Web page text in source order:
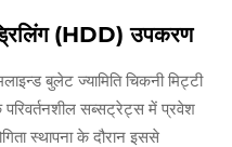
(HDD) उपकरण
बुलेट ज्यामिति चिकनी मिट्टी
सब्सट्रेट्स में प्रवेश
स्थापना के दौरान इससे